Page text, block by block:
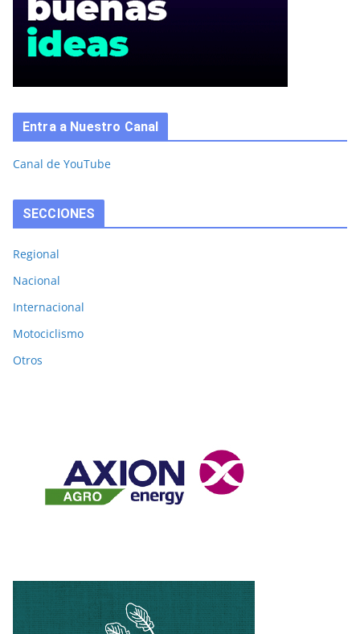
Entra a Nuestro Canal
Canal de YouTube
SECCIONES
Regional
Nacional
Internacional
Motociclismo
Otros